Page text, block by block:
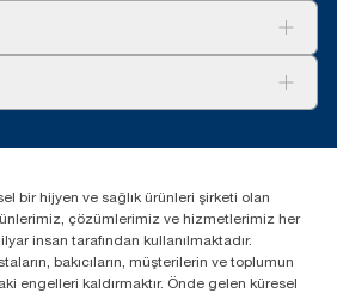
Ürünleri Sanayi ve Ticaret
Kule İş Merkezi, Cevizli Mah.
Yol Cad. No 2
Istanbul / Turkey
bir hijyen ve sağlık ürünleri şirketi olan
çözümlerimiz ve hizmetlerimiz her
insan tarafından kullanılmaktadır.
bakıcıların, müşterilerin ve toplumun
engelleri kaldırmaktır. Önde gelen küresel